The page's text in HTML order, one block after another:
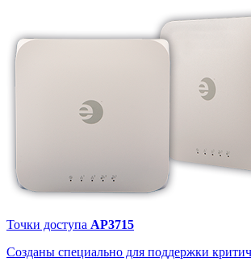
Точки доступа AP3715
Созданы специально для поддержки